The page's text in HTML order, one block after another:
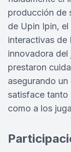
producción de
de Upin Ipin,
interactivas de
innovadora
prestaron
asegurando
satisface tanto
como a los